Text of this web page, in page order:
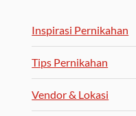
Inspirasi Pernikahan
Tips Pernikahan
Vendor & Lokasi